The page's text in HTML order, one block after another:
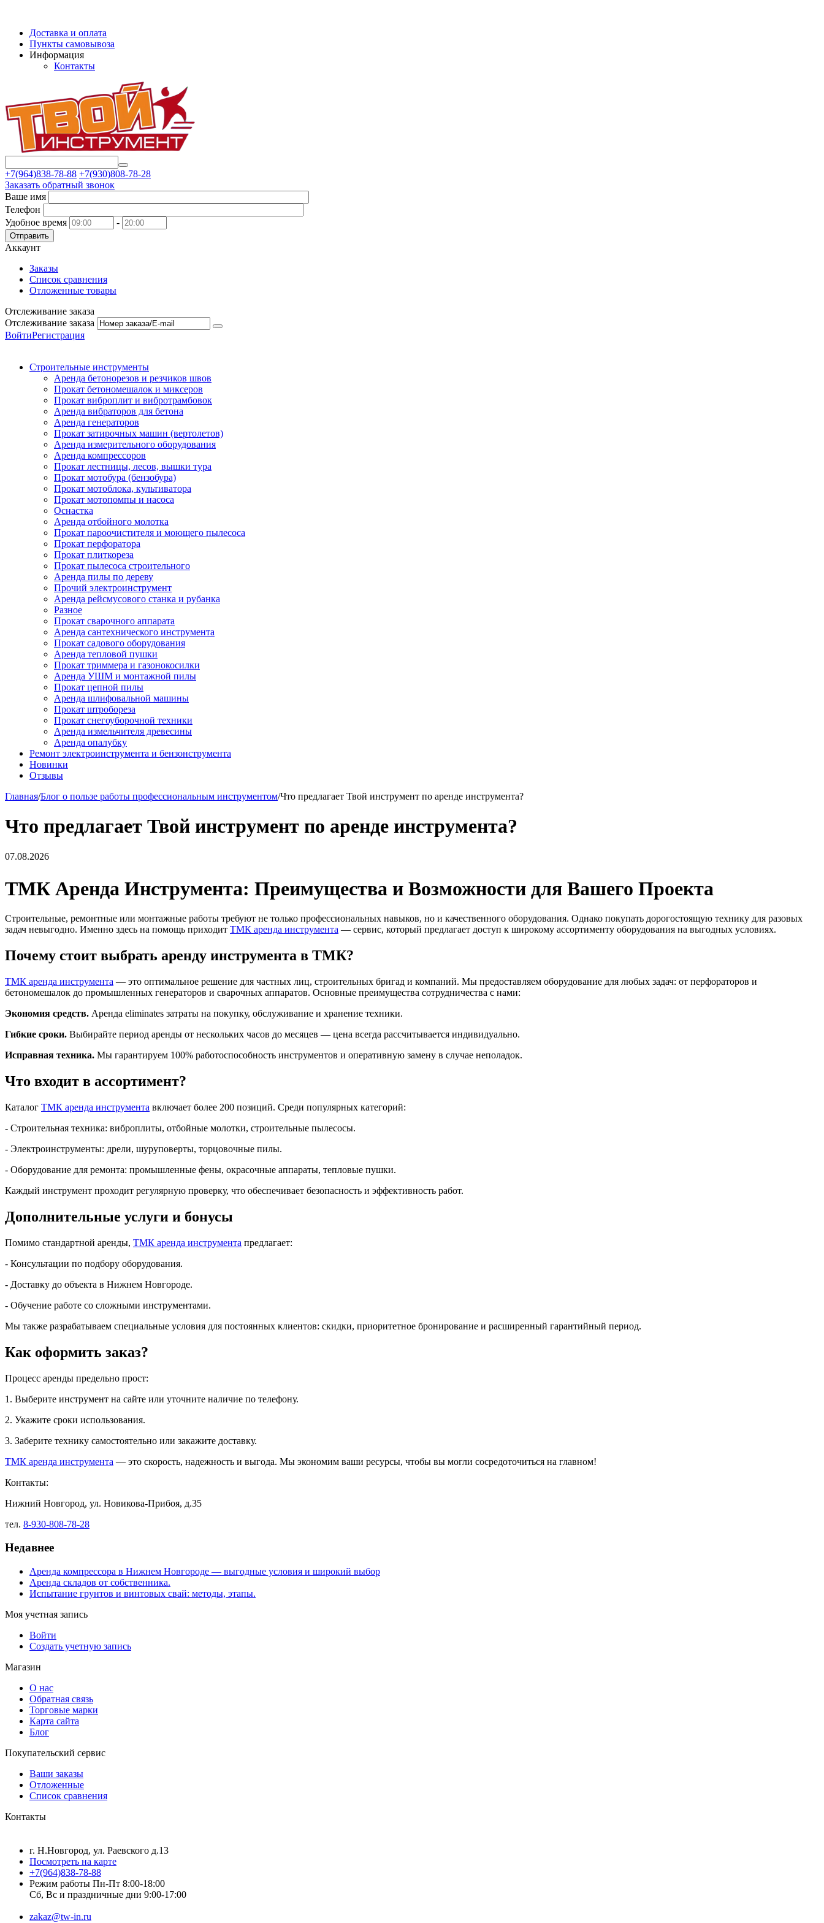
Доставка и оплата
Пункты самовывоза
Информация
Контакты
+7(964)838-78-88 +7(930)808-78-28
Заказать обратный звонок
Ваше имя
Телефон
Удобное время
-
Отправить
Аккаунт
Заказы
Список сравнения
Отложенные товары
Отслеживание заказа
Отслеживание заказа
ВойтиРегистрация
Строительные инструменты
Аренда бетонорезов и резчиков швов
Прокат бетономешалок и миксеров
Прокат виброплит и вибротрамбовок
Аренда вибраторов для бетона
Аренда генераторов
Прокат затирочных машин (вертолетов)
Аренда измерительного оборудования
Аренда компрессоров
Прокат лестницы, лесов, вышки тура
Прокат мотобура (бензобура)
Прокат мотоблока, культиватора
Прокат мотопомпы и насоса
Оснастка
Аренда отбойного молотка
Прокат пароочистителя и моющего пылесоса
Прокат перфоратора
Прокат плиткореза
Прокат пылесоса строительного
Аренда пилы по дереву
Прочий электроинструмент
Аренда рейсмусового станка и рубанка
Разное
Прокат сварочного аппарата
Аренда сантехнического инструмента
Прокат садового оборудования
Аренда тепловой пушки
Прокат триммера и газонокосилки
Аренда УШМ и монтажной пилы
Прокат цепной пилы
Аренда шлифовальной машины
Прокат штробореза
Прокат снегоуборочной техники
Аренда измельчителя древесины
Аренда опалубку
Ремонт электроинструмента и бензонструмента
Новинки
Отзывы
Главная/Блог о пользе работы профессиональным инструментом/Что предлагает Твой инструмент по аренде инструмента?
Что предлагает Твой инструмент по аренде инструмента?
07.08.2026
ТМК Аренда Инструмента: Преимущества и Возможности для Вашего Проекта
Строительные, ремонтные или монтажные работы требуют не только профессиональных навыков, но и качественного оборудования. Однако покупать дорогостоящую технику для разовых
задач невыгодно. Именно здесь на помощь приходит ТМК аренда инструмента — сервис, который предлагает доступ к широкому ассортименту оборудования на выгодных условиях.
Почему стоит выбрать аренду инструмента в ТМК?
ТМК аренда инструмента — это оптимальное решение для частных лиц, строительных бригад и компаний. Мы предоставляем оборудование для любых задач: от перфораторов и
бетономешалок до промышленных генераторов и сварочных аппаратов. Основные преимущества сотрудничества с нами:
Экономия средств. Аренда eliminates затраты на покупку, обслуживание и хранение техники.
Гибкие сроки. Выбирайте период аренды от нескольких часов до месяцев — цена всегда рассчитывается индивидуально.
Исправная техника. Мы гарантируем 100% работоспособность инструментов и оперативную замену в случае неполадок.
Что входит в ассортимент?
Каталог ТМК аренда инструмента включает более 200 позиций. Среди популярных категорий:
- Строительная техника: виброплиты, отбойные молотки, строительные пылесосы.
- Электроинструменты: дрели, шуруповерты, торцовочные пилы.
- Оборудование для ремонта: промышленные фены, окрасочные аппараты, тепловые пушки.
Каждый инструмент проходит регулярную проверку, что обеспечивает безопасность и эффективность работ.
Дополнительные услуги и бонусы
Помимо стандартной аренды, ТМК аренда инструмента предлагает:
- Консультации по подбору оборудования.
- Доставку до объекта в Нижнем Новгороде.
- Обучение работе со сложными инструментами.
Мы также разрабатываем специальные условия для постоянных клиентов: скидки, приоритетное бронирование и расширенный гарантийный период.
Как оформить заказ?
Процесс аренды предельно прост:
1. Выберите инструмент на сайте или уточните наличие по телефону.
2. Укажите сроки использования.
3. Заберите технику самостоятельно или закажите доставку.
ТМК аренда инструмента — это скорость, надежность и выгода. Мы экономим ваши ресурсы, чтобы вы могли сосредоточиться на главном!
Контакты:
Нижний Новгород, ул. Новикова-Прибоя, д.35
тел. 8-930-808-78-28
Недавнее
Аренда компрессора в Нижнем Новгороде — выгодные условия и широкий выбор
Аренда складов от собственника.
Испытание грунтов и винтовых свай: методы, этапы.
Моя учетная запись
Войти
Создать учетную запись
Магазин
О нас
Обратная связь
Торговые марки
Карта сайта
Блог
Покупательский сервис
Ваши заказы
Отложенные
Список сравнения
Контакты
г. Н.Новгород, ул. Раевского д.13
Посмотреть на карте
+7(964)838-78-88
Режим работы Пн-Пт 8:00-18:00
Сб, Вс и праздничные дни 9:00-17:00
zakaz@tw-in.ru